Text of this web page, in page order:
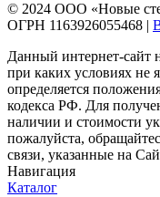
© 2024 ООО «Новые
ОГРН 1163926055468 |
Данный интернет-сайт
при каких условиях не
определяется
кодекса РФ. Для
наличии и стоимости
пожалуйста,
связи, указанные на
Навигация
Каталог